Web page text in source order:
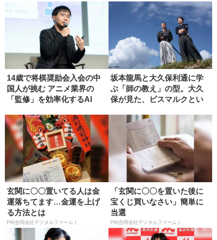
14歳で将棋奨励会入会の中
国人が挑む アニメ業界の
「監修」を効率化するAI
坂本龍馬と大久保利通に学
ぶ「師の教え」の型。大久
保が見た、ビスマルクとい
玄関に〇〇置いてる人は金
運落ちてます…金運を上げ
る方法とは
PR(合同会社デジタルファーム )
「玄関に〇〇を置いた後に
宝くじ買いなさい」簡単に
当選
PR(合同会社デジタルファーム )